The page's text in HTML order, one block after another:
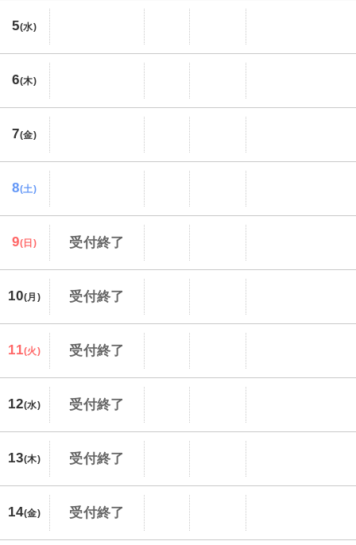
5(水)
6(木)
7(金)
8(土)
9(日) 受付終了
10(月) 受付終了
11(火) 受付終了
12(水) 受付終了
13(木) 受付終了
14(金) 受付終了